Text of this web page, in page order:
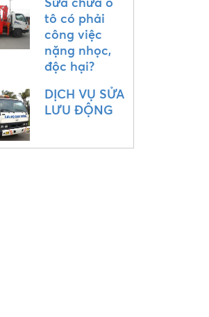
tô có phải
công việc
nặng nhọc,
độc hại?
DỊCH VỤ SỬA
LƯU ĐỘNG